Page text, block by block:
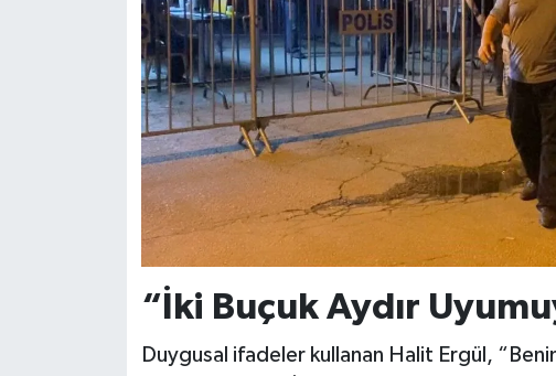
“İki Buçuk Aydır
Duygusal ifadeler kullanan Halit Ergül,